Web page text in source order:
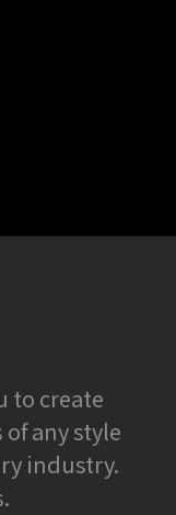
to create
any style
industry.